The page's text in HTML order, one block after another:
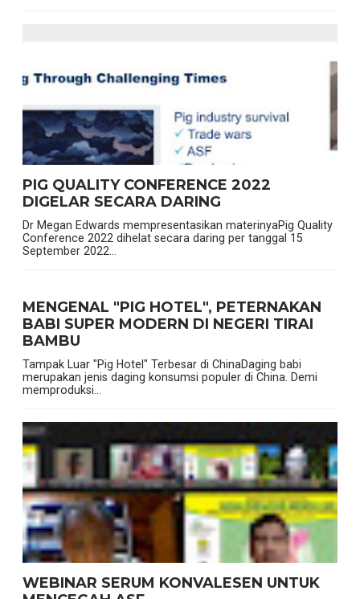
PIG QUALITY CONFERENCE 2022
DIGELAR SECARA DARING
Dr Megan Edwards mempresentasikan materinyaPig Quality
Conference 2022 dihelat secara daring per tanggal 15
September 2022...
MENGENAL "PIG HOTEL", PETERNAKAN
BABI SUPER MODERN DI NEGERI TIRAI
BAMBU
Tampak Luar "Pig Hotel" Terbesar di ChinaDaging babi
merupakan jenis daging konsumsi populer di China. Demi
memproduksi...
WEBINAR SERUM KONVALESEN UNTUK